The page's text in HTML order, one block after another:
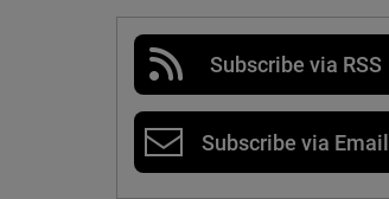
Subscribe via RSS
Subscribe via Email